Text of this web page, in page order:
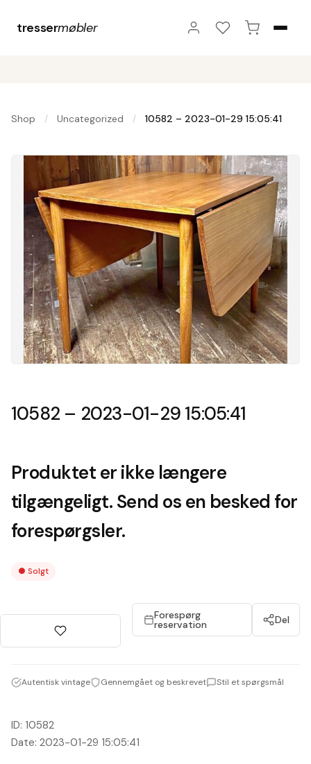
tressermøbler
Shop / Uncategorized / 10582 – 2023-01-29 15:05:41
10582 – 2023-01-29 15:05:41
ID: 10582
Date: 2023-01-29 15:05:41
Produktet er ikke længere
tilgængeligt. Send os en besked for
forespørgsler.
● Solgt
Forespørg
reservation Del
Autentisk vintage Gennemgået og beskrevet Stil et spørgsmål